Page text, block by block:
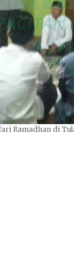
Ramadhan di